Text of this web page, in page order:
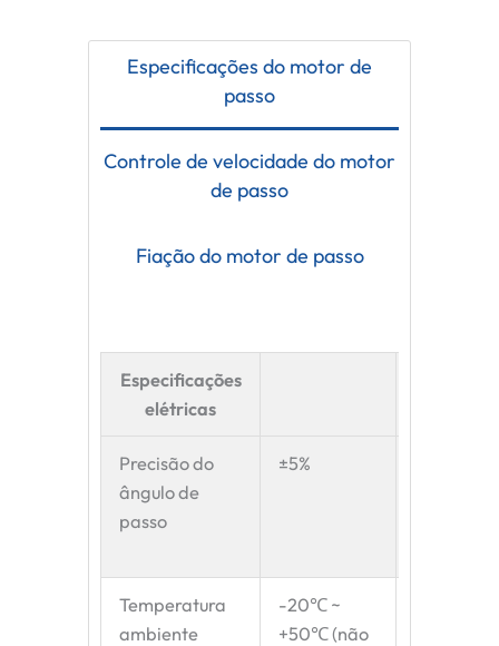
Especificações do motor de
passo
Controle de velocidade do motor
de passo
Fiação do motor de passo
Especificações
elétricas
Precisão do
ângulo de
passo
±5%
Temperatura
ambiente
-20℃ ~
+50℃ (não